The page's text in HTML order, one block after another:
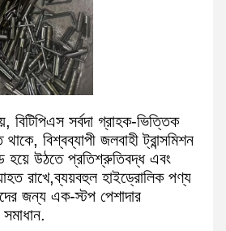
বিটিপিএস সর্বদা গ্রাহক-ভিত্তিক
বিশ্বব্যাপী জলবাহী ট্রান্সমিশন
হয়ে উঠতে প্রতিশ্রুতিবদ্ধ এবং
রাখে,ব্যয়বহুল হাইড্রোলিক পণ্য
জন্য এক-স্টপ পেশাদার